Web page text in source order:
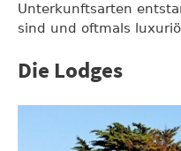
Unterkunftsarten
sind und oftmals
Die Lodges